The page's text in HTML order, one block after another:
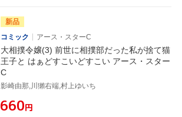
新品
コミック
アース・スターC
大相撲令嬢(3) 前世に相撲部だった私が捨て猫
王子と はぁどすこいどすこい アース・スター
C
影崎由那,川獺右端,村上ゆいち
¥660円